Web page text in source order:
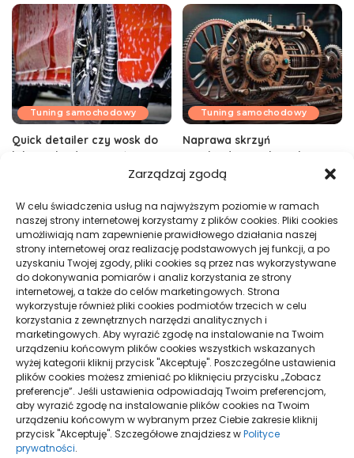
Zarządzaj zgodą
W celu świadczenia usług na najwyższym poziomie w ramach
naszej strony internetowej korzystamy z plików cookies. Pliki cookies
umożliwiają nam zapewnienie prawidłowego działania naszej
strony internetowej oraz realizację podstawowych jej funkcji, a po
uzyskaniu Twojej zgody, pliki cookies są przez nas wykorzystywane
do dokonywania pomiarów i analiz korzystania ze strony
internetowej, a także do celów marketingowych. Strona
wykorzystuje również pliki cookies podmiotów trzecich w celu
korzystania z zewnętrznych narzędzi analitycznych i
marketingowych. Aby wyrazić zgodę na instalowanie na Twoim
urządzeniu końcowym plików cookies wszystkich wskazanych
wyżej kategorii kliknij przycisk "Akceptuję". Poszczególne ustawienia
plików cookies możesz zmieniać po kliknięciu przycisku „Zobacz
preferencje”. Jeśli ustawienia odpowiadają Twoim preferencjom,
aby wyrazić zgodę na instalowanie plików cookies na Twoim
urządzeniu końcowym w wybranym przez Ciebie zakresie kliknij
przycisk "Akceptuję". Szczegółowe znajdziesz wPolityce
prywatności.
Tuning samochodowy
Quick detailer czy wosk do
lakieru: kiedy używać
Tuning samochodowy
Naprawa skrzyń
przekładniowych – jak
przywrócić sprawność
05/05/2025
Tuning samochodowy
Tuning układu dolotowego:
Jak zwiększyć moc silnika
17/01/2025
Przyciemnianie szyb w
samochodzie: Co mówi prawo
i jak to zrobić?
16/01/2025